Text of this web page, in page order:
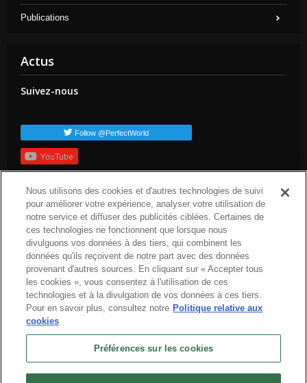
Publications
Actus
Suivez-nous
Follow @PerfectWorld
YouTube
Balises populaires
dev-blog arc-news press-release arc-steam
arc-upcoming
arc-patch-nogtes
Nous utilisons des cookies et d'autres technologies de suivi
pour améliorer votre expérience, analyser votre utilisation de
notre service et diffuser des publicités ciblées. Certaines de
ces technologies ne fonctionnent que lorsque nous
divulguons vos données à des tiers, qui combinent les
données qu'ils reçoivent de notre part avec des données
provenant d'autres sources. En cliquant sur « Accepter tous
les cookies », vous consentez à l'utilisation de ces
technologies et à la divulgation de vos données à ces tiers.
Pour en savoir plus, consultez notre Politique relative aux
cookies
Préférences sur les cookies